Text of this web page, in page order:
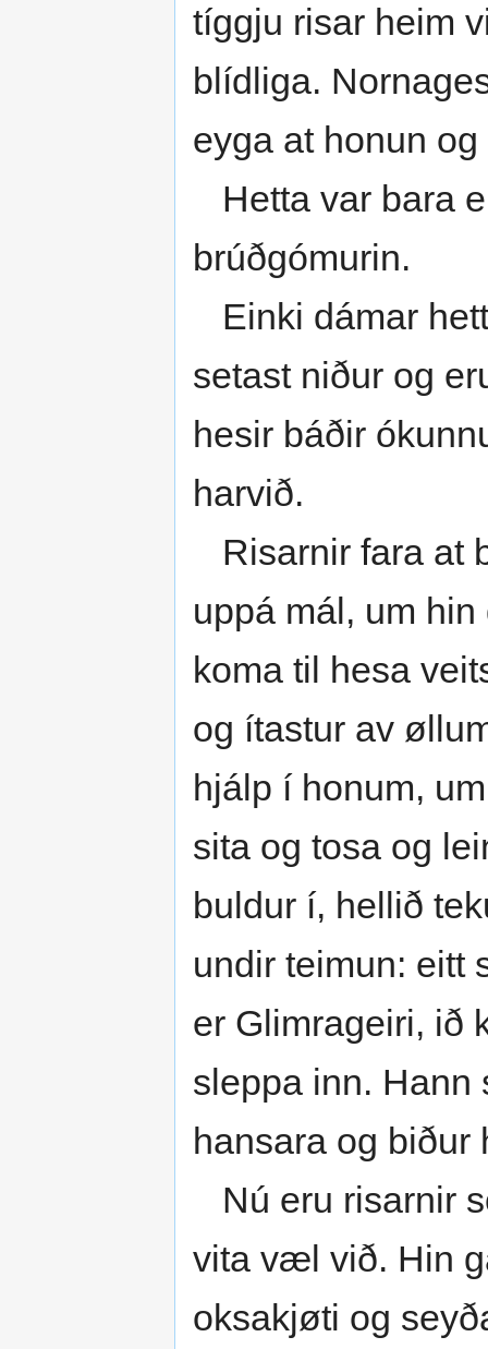
tíggju risar heim
blídliga.
eyga at honun
Hetta var bara
brúðgómurin.
Einki dámar
setast niður og
hesir báðir
harvið.
Risarnir fara at
uppá mál, um
koma til hesa
og ítastur av
hjálp í honum,
sita og tosa og
buldur í, hellið
undir teimun: eitt
er Glimrageiri, ið
sleppa inn. Hann
hansara og
Nú eru risarnir
vita væl við. Hin
oksakjøti og